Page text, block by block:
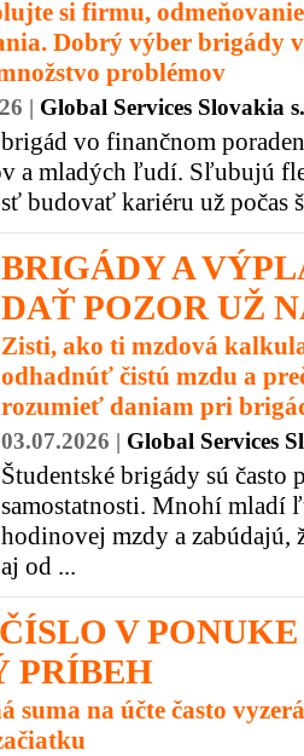
si firmu,
Dobrý výber brigády
problémov
| Global Services Slovakia
vo finančnom
a mladých ľudí. Sľubujú
budovať kariéru už počas
BRIGÁDY A
DAŤ POZOR UŽ
Zisti, ako ti mzdová
odhadnúť čistú mzdu a
rozumieť daniam pri
03.07.2026 | Global Services
Študentské brigády sú
samostatnosti. Mnohí mladí
hodinovej mzdy a zabúdajú,
aj od ...
V
PRÍBEH
suma na účte často